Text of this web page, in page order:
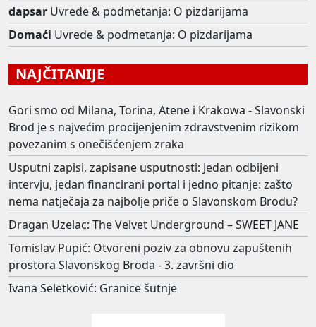
dapsar Uvrede & podmetanja: O pizdarijama
Domaći Uvrede & podmetanja: O pizdarijama
NAJČITANIJE
Gori smo od Milana, Torina, Atene i Krakowa - Slavonski
Brod je s najvećim procijenjenim zdravstvenim rizikom
povezanim s onečišćenjem zraka
Usputni zapisi, zapisane usputnosti: Jedan odbijeni
intervju, jedan financirani portal i jedno pitanje: zašto
nema natječaja za najbolje priče o Slavonskom Brodu?
Dragan Uzelac: The Velvet Underground – SWEET JANE
Tomislav Pupić: Otvoreni poziv za obnovu zapuštenih
prostora Slavonskog Broda - 3. završni dio
Ivana Seletković: Granice šutnje